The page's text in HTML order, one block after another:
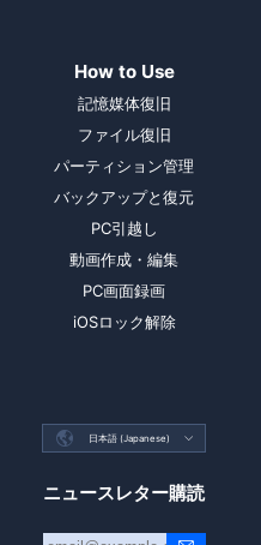
How to Use
記憶媒体復旧
ファイル復旧
パーティション管理
バックアップと復元
PC引越し
動画作成・編集
PC画面録画
iOSロック解除
 日本語 (Japanese) 
ニュースレター購読